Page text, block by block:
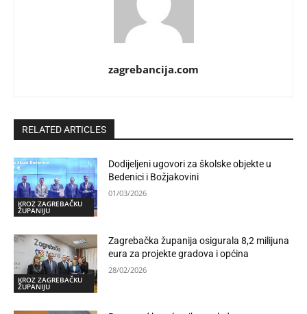
zagrebancija.com
RELATED ARTICLES
KROZ ZAGREBAČKU
ŽUPANIJU
Dodijeljeni ugovori za školske objekte u
Bedenici i Božjakovini
01/03/2026
KROZ ZAGREBAČKU
ŽUPANIJU
Zagrebačka županija osigurala 8,2 milijuna
eura za projekte gradova i općina
28/02/2026